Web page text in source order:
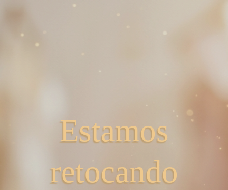
Estamos
retocando